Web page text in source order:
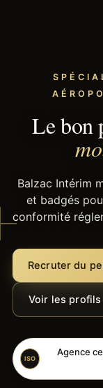
Le bon
Balzac Intérim
et badgés
conformité
Recruter du
Voir les
ISO
Agence